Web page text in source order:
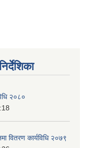
२०८०
वितरण कार्यविधि २०७९